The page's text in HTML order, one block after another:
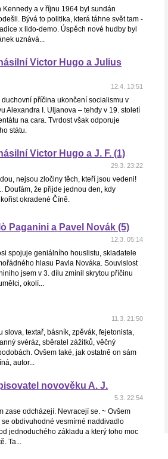
a v říjnu 1964 byl sundán
Bývá to politika, která táhne svět tam -
x lido-demo. Úspěch nové hudby byl
uznává...
Victor Hugo a Julius
12.4. 13:51
příčina ukončení socialismu v
Alexandra I. Uljanova – tehdy v 19. století
na cara. Tvrdost však odporuje
státu.
Victor Hugo a J. F. (1)
29.3. 23:22
nejsou zločiny těch, kteří jsou vedeni!
Doufám, že přijde jednou den, kdy
okradené Číně.
Paganini a Pavel Novák (5)
12.3. 05:14
spojuje geniálního houslistu, skladatele
hlasu Pavla Nováka. Souvislost
jsem v 3. dílu zmínil skrytou příčinu
okolí...
11.3. 21:50
textař, básník, zpěvák, fejetonista,
svéráz, sběratel zážitků, věčný
Ovšem také, jak ostatně on sám
autor...
novověku A. J.
5.3. 22:54
zase odcházejí. Nevracejí se. ~ Ovšem
obdivuhodné vesmírné naddivadlo
jednoduchého základu a který toho moc
Ta...